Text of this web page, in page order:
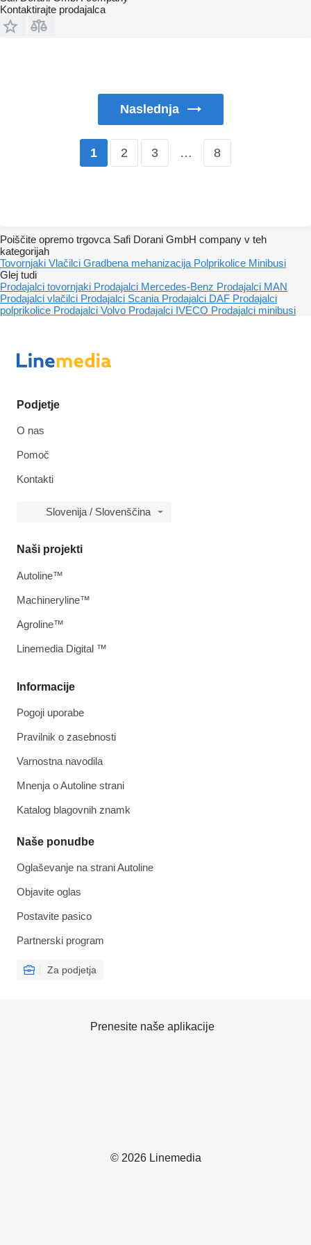
Kontaktirajte prodajalca
Naslednja
1 2 3 … 8
Poiščite opremo trgovca Safi Dorani GmbH company v teh
kategorijah
Tovornjaki Vlačilci Gradbena mehanizacija Polprikolice Minibusi
Glej tudi
Prodajalci tovornjaki Prodajalci Mercedes-Benz Prodajalci MAN
Prodajalci vlačilci Prodajalci Scania Prodajalci DAF Prodajalci
polprikolice Prodajalci Volvo Prodajalci IVECO Prodajalci minibusi
Podjetje
O nas
Pomoč
Kontakti
Slovenija / Slovenščina
Informacije
Pogoji uporabe
Pravilnik o zasebnosti
Varnostna navodila
Mnenja o Autoline strani
Katalog blagovnih znamk
Naše ponudbe
Oglaševanje na strani Autoline
Objavite oglas
Postavite pasico
Partnerski program
Za podjetja
Naši projekti
Autoline™
Machineryline™
Agroline™
Linemedia Digital ™
© 2026 Linemedia
Prenesite naše aplikacije